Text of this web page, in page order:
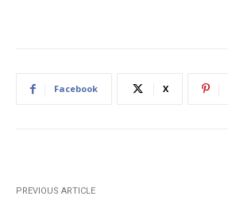
Facebook X
PREVIOUS ARTICLE